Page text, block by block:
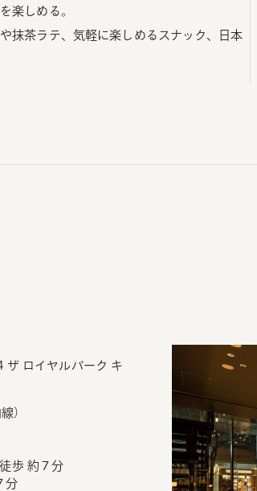
楽しめる。
抹茶ラテ、気軽に楽しめるスナック、日本
ザ ロイヤルパーク キ
）
歩 約７分
分